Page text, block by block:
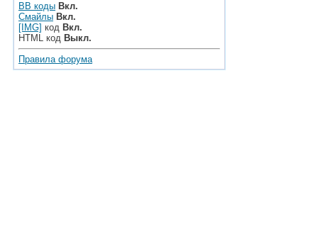
BB коды Вкл.
Смайлы Вкл.
[IMG] код Вкл.
HTML код Выкл.
Правила форума